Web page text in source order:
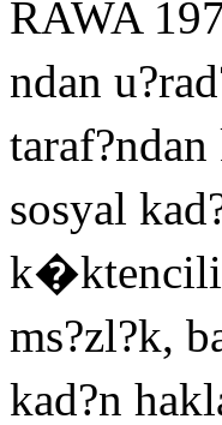
RAWA
ndan
sosyal
ms?zl?k,
kad?n